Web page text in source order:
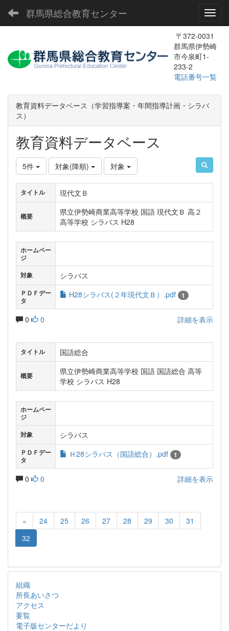
群馬県総合教育センター
〒372-0031
群馬県伊勢崎
市今泉町1-
233-2
電話番号一覧
教育資料データベース（学習指導案・年間指導計画・シラバ
ス）
教育資料データベース
5件 対象(降順) 対象
タイトル 現代文Ｂ
概要
県立伊勢崎商業高等学校 国語 現代文Ｂ 高２
高等学校 シラバス H28
ホームペー
ジ
対象
シラバス
ＰＤＦデー
タ
H28シラバス(２年現代文Ｂ）.pdf 1
0 0 詳細を表示
タイトル 国語総合
概要
県立伊勢崎商業高等学校 国語 国語総合 高等
学校 シラバス H28
ホームペー
ジ
対象
シラバス
ＰＤＦデー
タ
Ｈ28シラバス（国語総合）.pdf 1
0 0 詳細を表示
« 24 25 26 27 28 29 30
31
32
組織
所長あいさつ
アクセス
要覧
電子版センターだより